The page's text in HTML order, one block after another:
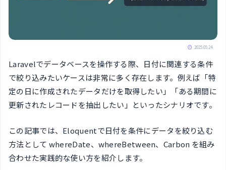
2025.05.24
Laravelでデータベースを操作する際、日付に関連する条件
で絞り込みたいケースは非常に多く存在します。例えば「特
定の日に作成されたデータだけを取得したい」「ある期間に
更新されたレコードを抽出したい」といったシナリオです。
この記事では、Eloquentで日付を条件にデータを絞り込む
方法として whereDate、whereBetween、Carbon を組み
合わせた実践的な使い方を紹介します。